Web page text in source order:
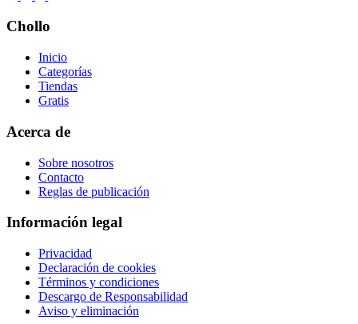
Chollo
Inicio
Categorías
Tiendas
Gratis
Acerca de
Sobre nosotros
Contacto
Reglas de publicación
Información legal
Privacidad
Declaración de cookies
Términos y condiciones
Descargo de Responsabilidad
Aviso y eliminación